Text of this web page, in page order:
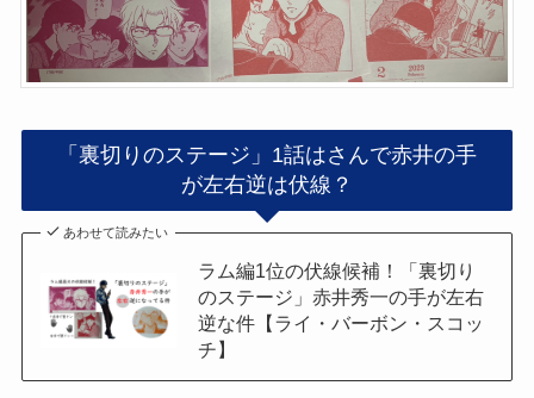
「裏切りのステージ」1話はさんで赤井の手
が左右逆は伏線？
あわせて読みたい
ラム編1位の伏線候補！「裏切り
のステージ」赤井秀一の手が左右
逆な件【ライ・バーボン・スコッ
チ】